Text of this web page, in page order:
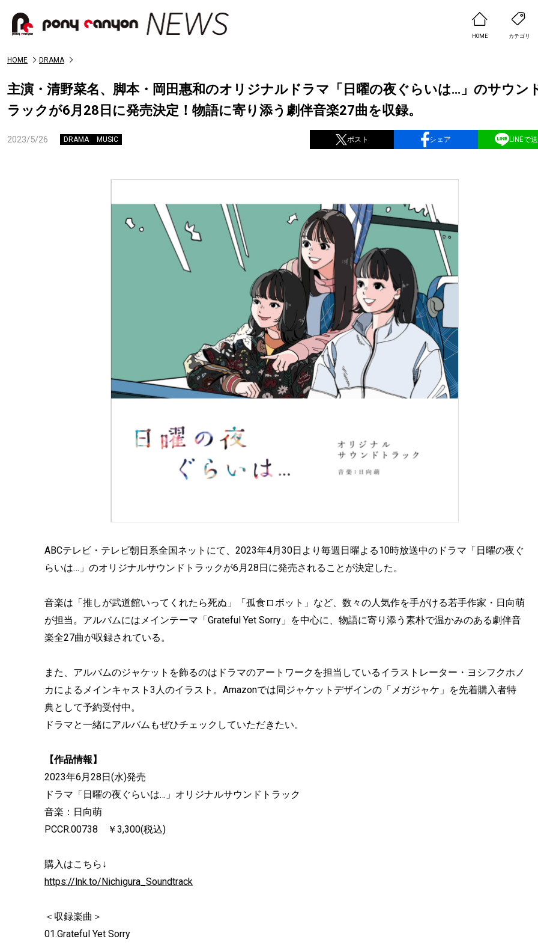
HOME カテゴリ
HOME DRAMA
主演・清野菜名、脚本・岡田惠和のオリジナルドラマ「日曜の夜ぐらいは…」のサウン
ラックが6月28日に発売決定！物語に寄り添う劇伴音楽27曲を収録。
2023/5/26 DRAMA MUSIC ポスト シェア LINEで
ABCテレビ・テレビ朝日系全国ネットにて、2023年4月30日より毎週日曜よる10時放送中のドラマ「日曜の夜ぐ
らいは…」のオリジナルサウンドトラックが6月28日に発売されることが決定した。
音楽は「推しが武道館いってくれたら死ぬ」「孤食ロボット」など、数々の人気作を手がける若手作家・日向萌
が担当。アルバムにはメインテーマ「Grateful Yet Sorry」を中心に、物語に寄り添う素朴で温かみのある劇伴音
楽全27曲が収録されている。
また、アルバムのジャケットを飾るのはドラマのアートワークを担当しているイラストレーター・ヨシフクホノ
カによるメインキャスト3人のイラスト。Amazonでは同ジャケットデザインの「メガジャケ」を先着購入者特
典として予約受付中。
ドラマと一緒にアルバムもぜひチェックしていただきたい。
【作品情報】
2023年6月28日(水)発売
ドラマ「日曜の夜ぐらいは…」オリジナルサウンドトラック
音楽：日向萌
PCCR.00738 ￥3,300(税込)
購入はこちら↓
https://lnk.to/Nichigura_Soundtrack
＜収録楽曲＞
01.Grateful Yet Sorry